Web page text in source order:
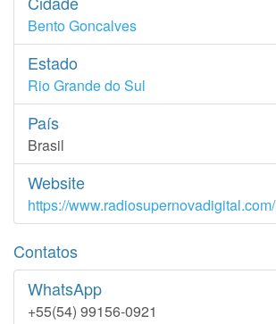
Bento Goncalves
Estado
Rio Grande do Sul
País
Brasil
Website
https://www.radiosupernovadigital.com/
Contatos
WhatsApp
+55(54) 99156-0921